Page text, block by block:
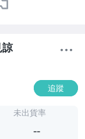
追蹤
未出貨率
--